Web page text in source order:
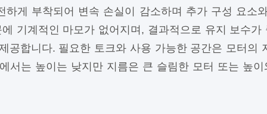
게 부착되어 변속 손실이 감소하며 추가 구성 요소
기계적인 마모가 없어지며, 결과적으로 유지 보수
공합니다. 필요한 토크와 사용 가능한 공간은 모터의
서는 높이는 낮지만 지름은 큰 슬림한 모터 또는 높